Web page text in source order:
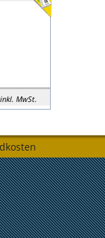
inkl. MwSt.